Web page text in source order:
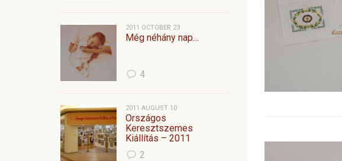
2011 OCTOBER 23
Még néhány nap…
4
2011 AUGUST 10
Országos
Keresztszemes
Kiállítás – 2011
2